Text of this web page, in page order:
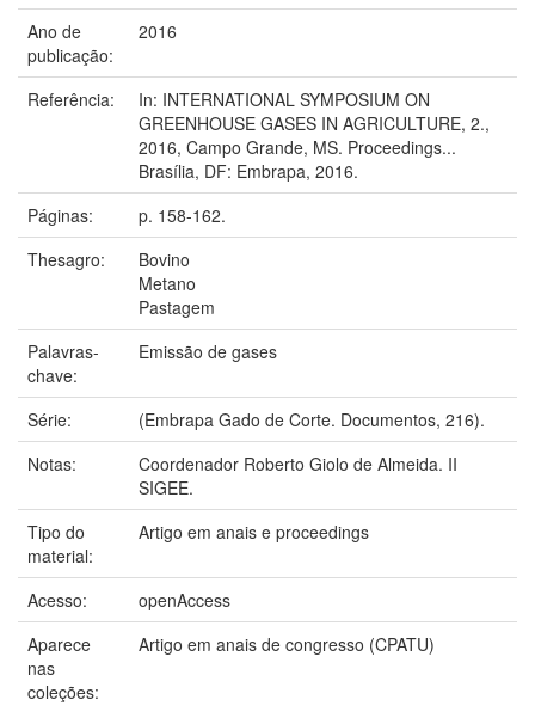
Ano de
publicação:
2016
Referência:
In: INTERNATIONAL SYMPOSIUM ON
GREENHOUSE GASES IN AGRICULTURE, 2.,
2016, Campo Grande, MS. Proceedings...
Brasília, DF: Embrapa, 2016.
Páginas:
p. 158-162.
Thesagro:
Bovino
Metano
Pastagem
Palavras-
chave:
Emissão de gases
Série:
(Embrapa Gado de Corte. Documentos, 216).
Notas:
Coordenador Roberto Giolo de Almeida. II
SIGEE.
Tipo do
material:
Artigo em anais e proceedings
Acesso:
openAccess
Aparece
nas
coleções:
Artigo em anais de congresso (CPATU)